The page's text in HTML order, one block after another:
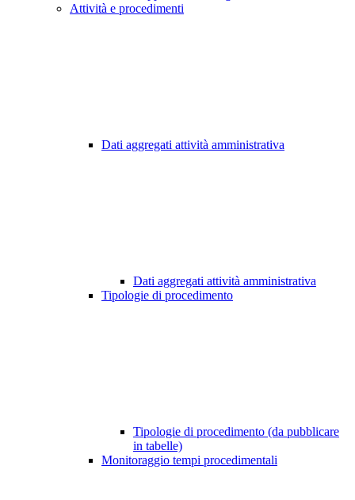
Attività e procedimenti
Dati aggregati attività amministrativa
Dati aggregati attività amministrativa
Tipologie di procedimento
Tipologie di procedimento (da pubblicare
in tabelle)
Monitoraggio tempi procedimentali